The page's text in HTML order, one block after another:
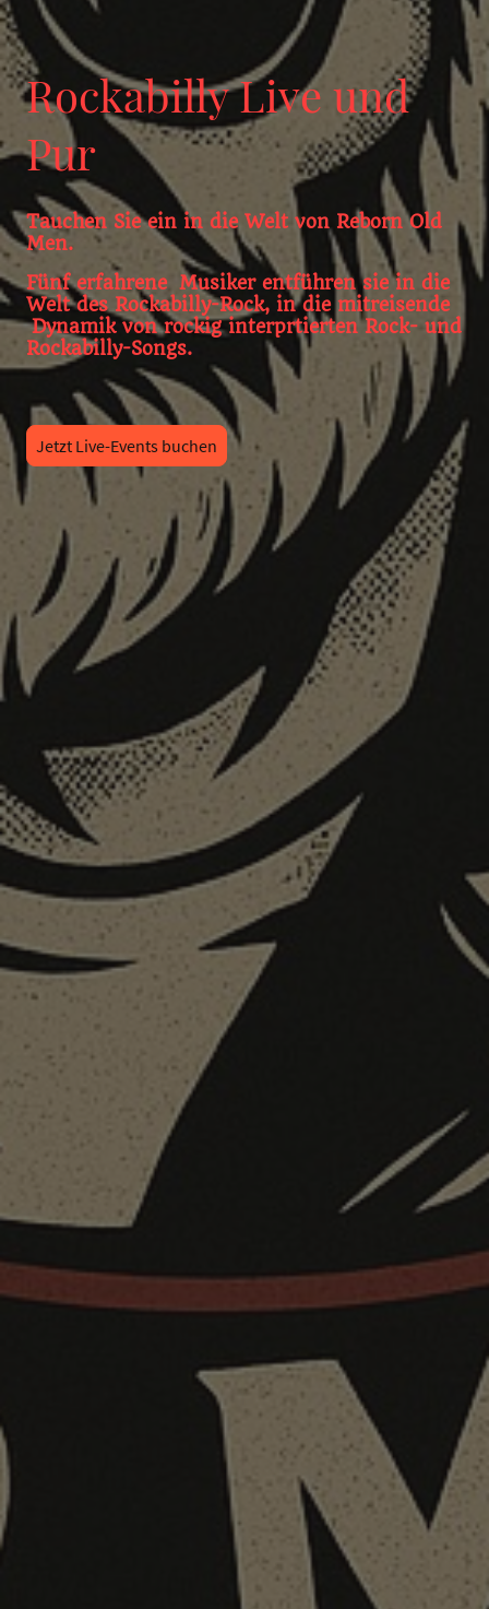
Rockabilly Live und
Pur
Tauchen Sie ein in die Welt von Reborn Old
Men.
Fünf erfahrene Musiker entführen sie in die
Welt des Rockabilly-Rock, in die mitreisende
Dynamik von rockig interprtierten Rock- und
Rockabilly-Songs.
Jetzt Live-Events buchen